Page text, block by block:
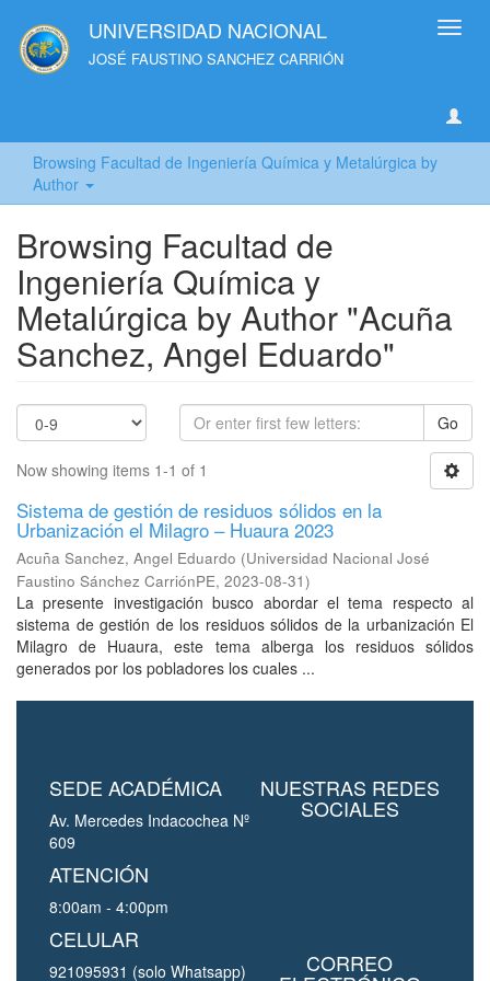
UNIVERSIDAD NACIONAL
JOSÉ FAUSTINO SANCHEZ CARRIÓN
Browsing Facultad de Ingeniería Química y Metalúrgica by
Author
Browsing Facultad de
Ingeniería Química y
Metalúrgica by Author "Acuña
Sanchez, Angel Eduardo"
Go
Now showing items 1-1 of 1
Sistema de gestión de residuos sólidos en la
Urbanización el Milagro – Huaura 2023
Acuña Sanchez, Angel Eduardo (Universidad Nacional José
Faustino Sánchez CarriónPE, 2023-08-31)
La presente investigación busco abordar el tema respecto al
sistema de gestión de los residuos sólidos de la urbanización El
Milagro de Huaura, este tema alberga los residuos sólidos
generados por los pobladores los cuales ...
SEDE ACADÉMICA
Av. Mercedes Indacochea Nº
609
ATENCIÓN
8:00am - 4:00pm
CELULAR
921095931 (solo Whatsapp)
NUESTRAS REDES
SOCIALES
CORREO